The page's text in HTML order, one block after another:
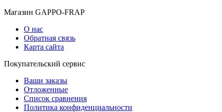
Магазин GAPPO-FRAP
О нас
Обратная связь
Карта сайта
Покупательский сервис
Ваши заказы
Отложенные
Список сравнения
Политика конфиденциальности